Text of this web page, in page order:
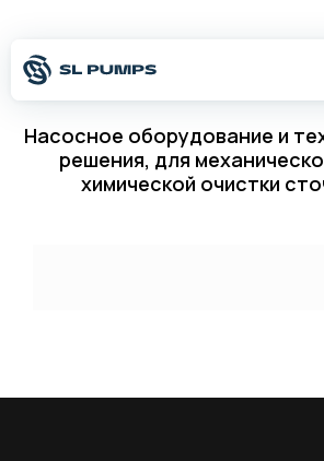
Насосное оборудование и
решения, для
химической очистки